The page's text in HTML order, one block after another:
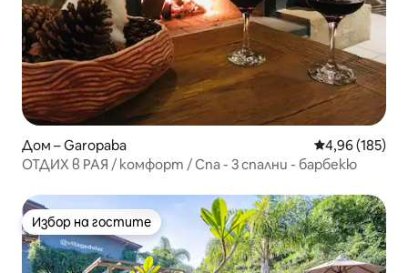
Дом – Garopaba Средна
4,96 (185)
ОТДИХ в РАЯ / комфорт / Спа - 3 спални - барбекю
Избор на гостите
Избор на гостите